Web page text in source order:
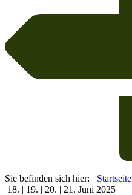
Sie befinden sich hier: Startseite
18. | 19. | 20. | 21. Juni 2025